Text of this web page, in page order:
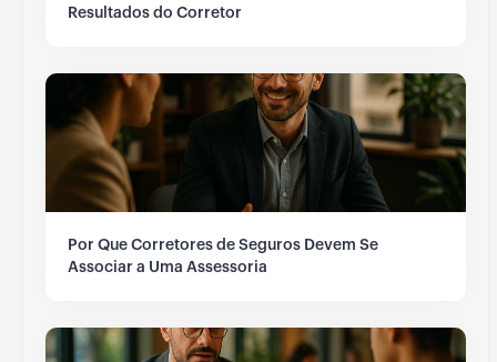
Resultados do Corretor
Por Que Corretores de Seguros Devem Se
Associar a Uma Assessoria